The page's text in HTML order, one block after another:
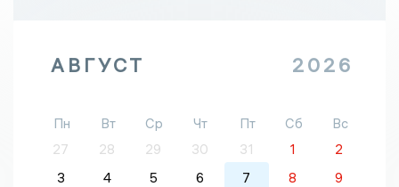
АВГУСТ 2026
Пн Вт Ср Чт Пт Сб
Вс
27
28 29 30 31 1
2
3
4 5 6 7 8
9